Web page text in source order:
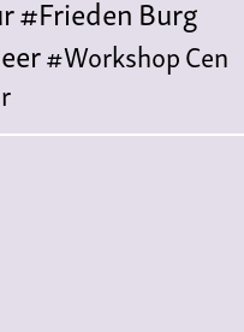
#FriedenBurg
#WorkshopCen
#liveKonzert